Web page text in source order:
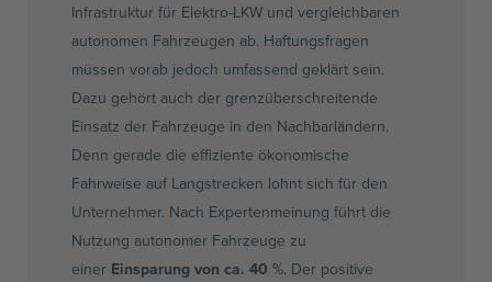
Infrastruktur für Elektro-LKW und vergleichbaren
autonomen Fahrzeugen ab. Haftungsfragen
müssen vorab jedoch umfassend geklärt sein.
Dazu gehört auch der grenzüberschreitende
Einsatz der Fahrzeuge in den Nachbarländern.
Denn gerade die effiziente ökonomische
Fahrweise auf Langstrecken lohnt sich für den
Unternehmer. Nach Expertenmeinung führt die
Nutzung autonomer Fahrzeuge zu
einer Einsparung von ca. 40%. Der positive